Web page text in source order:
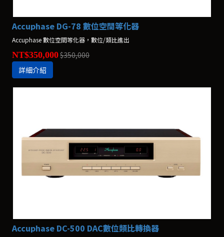
Accuphase DG-78 數位空間等化器
Accuphase 數位空間等化器，數位/類比進出
NT$350,000$350,000
詳細介紹
Accuphase DC-500 DAC數位類比轉換器